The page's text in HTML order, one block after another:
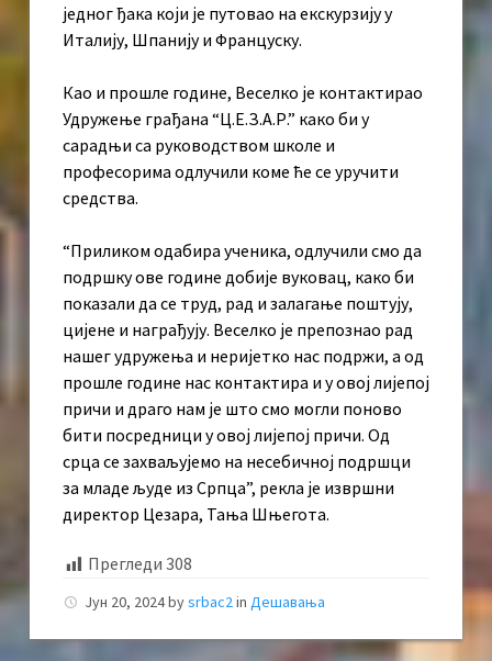
једног ђака који је путовао на екскурзију у
Италију, Шпанију и Француску.
Као и прошле године, Веселко је контактирао
Удружење грађана “Ц.Е.З.А.Р.” како би у
сарадњи са руководством школе и
професорима одлучили коме ће се уручити
средства.
“Приликом одабира ученика, одлучили смо да
подршку ове године добије вуковац, како би
показали да се труд, рад и залагање поштују,
цијене и награђују. Веселко је препознао рад
нашег удружења и неријетко нас подржи, а од
прошле године нас контактира и у овој лијепој
причи и драго нам је што смо могли поново
бити посредници у овој лијепој причи. Од
срца се захваљујемо на несебичној подршци
за младе људе из Српца”, рекла је извршни
директор Цезара, Тања Шњегота.
Прегледи 308
Јун 20, 2024bysrbac2 in Дешавања